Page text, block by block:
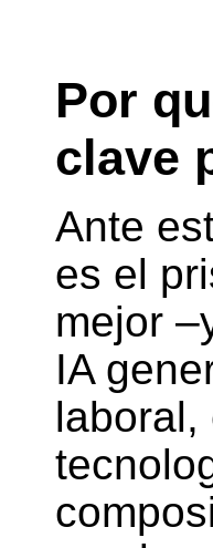
Por
clave
Ante
es el
mejor
IA
laboral,